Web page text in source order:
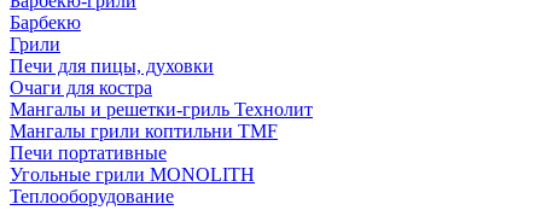
Барбекю
Грили
Печи для пицы, духовки
Очаги для костра
Мангалы и решетки-гриль Технолит
Мангалы грили коптильни TMF
Печи портативные
Угольные грили MONOLITH
Теплооборудование